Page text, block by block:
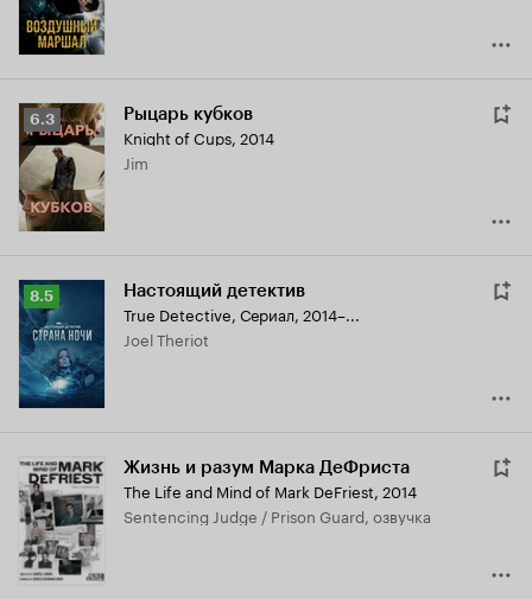
Рейтинг
Кинопоиска
6.3
6.3 Рыцарь кубков
Knight of Cups, 2014
Jim
Рейтинг
Кинопоиска
8.5
8.5 Настоящий детектив
True Detective, Сериал, 2014–...
Joel Theriot
Жизнь и разум Марка ДеФриста
The Life and Mind of Mark DeFriest, 2014
Sentencing Judge / Prison Guard, озвучка